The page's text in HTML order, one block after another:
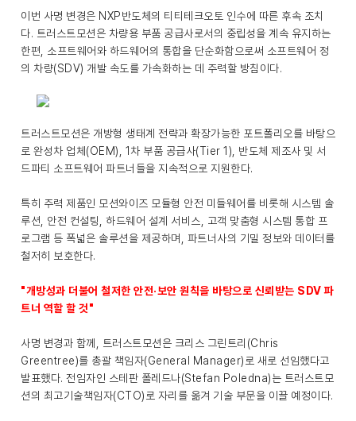
이번 사명 변경은 NXP반도체의 티티테크오토 인수에 따른 후속 조치
다. 트러스트모션은 차량용 부품 공급사로서의 중립성을 계속 유지하는
한편, 소프트웨어와 하드웨어의 통합을 단순화함으로써 소프트웨어 정
의 차량(SDV) 개발 속도를 가속화하는 데 주력할 방침이다.
트러스트모션은 개방형 생태계 전략과 확장가능한 포트폴리오를 바탕으
로 완성차 업체(OEM), 1차 부품 공급사(Tier 1), 반도체 제조사 및 서
드파티 소프트웨어 파트너들을 지속적으로 지원한다.
특히 주력 제품인 모션와이즈 모듈형 안전 미들웨어를 비롯해 시스템 솔
루션, 안전 컨설팅, 하드웨어 설계 서비스, 고객 맞춤형 시스템 통합 프
로그램 등 폭넓은 솔루션을 제공하며, 파트너사의 기밀 정보와 데이터를
철저히 보호한다.
"개방성과 더불어 철저한 안전·보안 원칙을 바탕으로 신뢰받는 SDV 파
트너 역할 할 것"
사명 변경과 함께, 트러스트모션은 크리스 그린트리(Chris
Greentree)를 총괄 책임자(General Manager)로 새로 선임했다고
발표했다. 전임자인 스테판 폴레드나(Stefan Poledna)는 트러스트모
션의 최고기술책임자(CTO)로 자리를 옮겨 기술 부문을 이끌 예정이다.